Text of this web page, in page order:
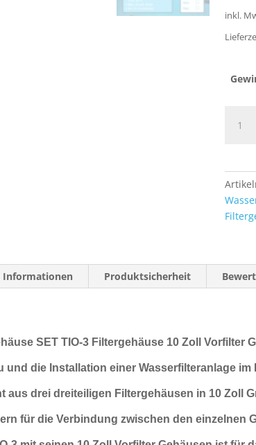
inkl.
SET
Zoll
Vorfilter
Menge
Informationen Produktsicherheit
SET TIO-3 Filtergehäuse 10 Zoll Vorfilter
und die Installation einer Wasserfilteranlage im
aus drei dreiteiligen Filtergehäusen in 10 Zoll
für die Verbindung zwischenden einzelnen